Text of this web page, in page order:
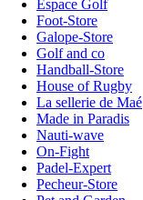
Espace Golf
Foot-Store
Galope-Store
Golf and co
Handball-Store
House of Rugby
La sellerie de Maé
Made in Paradis
Nauti-wave
On-Fight
Padel-Expert
Pecheur-Store